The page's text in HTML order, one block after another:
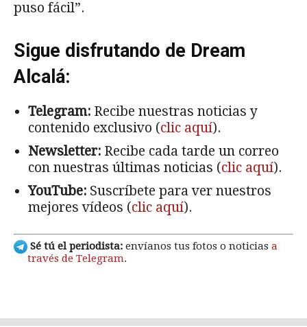
puso fácil”.
Sigue disfrutando de Dream
Alcalá:
Telegram: Recibe nuestras noticias y
contenido exclusivo (clic aquí).
Newsletter: Recibe cada tarde un correo
con nuestras últimas noticias (clic aquí).
YouTube: Suscríbete para ver nuestros
mejores vídeos (clic aquí).
Sé tú el periodista: envíanos tus fotos o noticias a
través de Telegram.